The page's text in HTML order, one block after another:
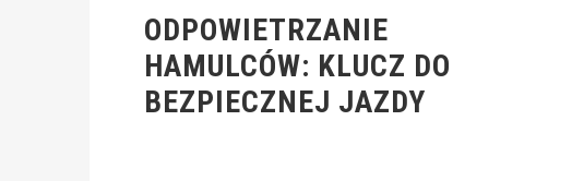
ODPOWIETRZANIE
HAMULCÓW: KLUCZ DO
BEZPIECZNEJ JAZDY